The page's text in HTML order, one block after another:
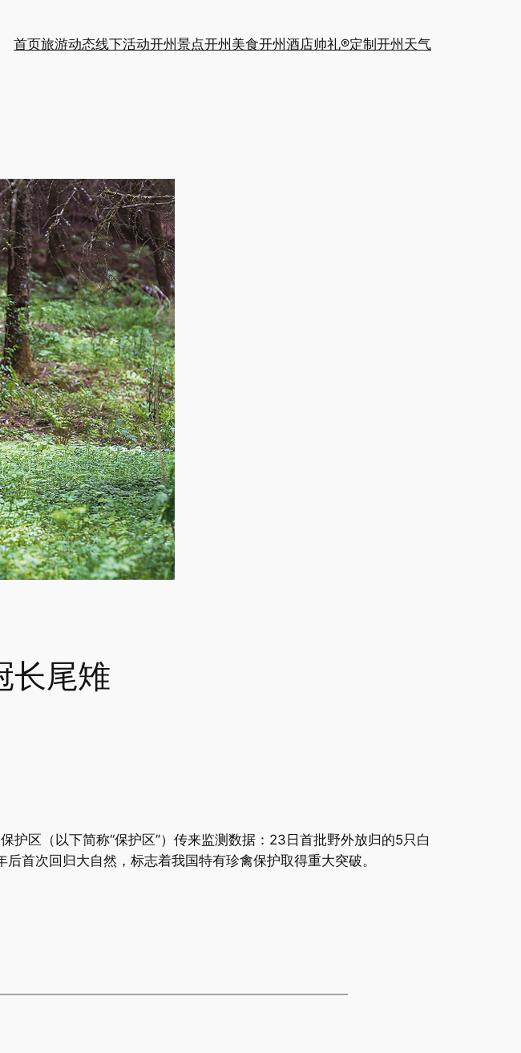
首页旅游动态线下活动开州景点开州美食开州酒店帅礼®定制 开州天气
长尾雉
护区（以下简称“保护区”）传来监测数据：23日首批野外放归的5只白
首次回归大自然，标志着我国特有珍禽保护取得重大突破。